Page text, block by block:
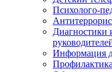
Психолого-
Диагностики
Информация